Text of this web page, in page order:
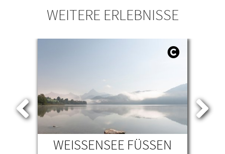
WEITERE ERLEBNISSE
WEISSENSEE FÜSSEN